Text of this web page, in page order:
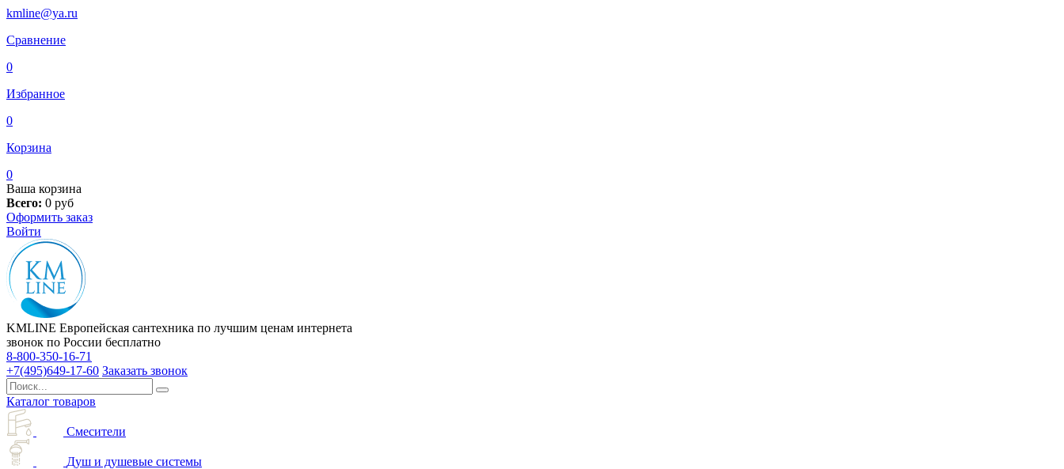
kmline@ya.ru
Сравнение
0
Избранное
0
Корзина
0
Ваша корзина
Всего: 0 руб
Оформить заказ
Войти
KMLINE Европейская сантехника по лучшим ценам интернета
звонок по России бесплатно
8-800-350-16-71
+7(495)649-17-60 Заказать звонок
Каталог товаров
Смесители
Душ и душевые системы